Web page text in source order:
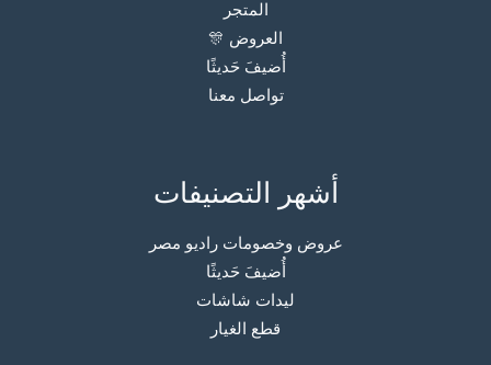
المتجر
العروض 🎊
أُضيفَ حَديثًا
تواصل معنا
أشهر التصنيفات
عروض وخصومات راديو مصر
أُضيفَ حَديثًا
ليدات شاشات
قطع الغيار